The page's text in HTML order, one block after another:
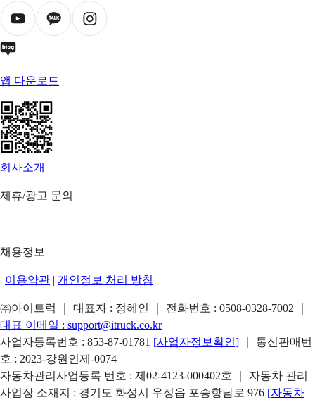
앱 다운로드
회사소개 |
제휴/광고 문의
|
채용정보
| 이용약관 | 개인정보 처리 방침
㈜아이트럭 ｜ 대표자 : 정혜인 ｜ 전화번호 : 0508-0328-7002
대표 이메일 : support@itruck.co.kr
사업자등록번호 : 853-87-01781 [사업자정보확인]
｜ 통신판매번
호 : 2023-강원인제-0074
자동차관리사업등록 번호 : 제02-4123-000402호 ｜ 자동차 관리
사업장 소재지 : 경기도 화성시 우정읍 포승항남로 976 [자동차